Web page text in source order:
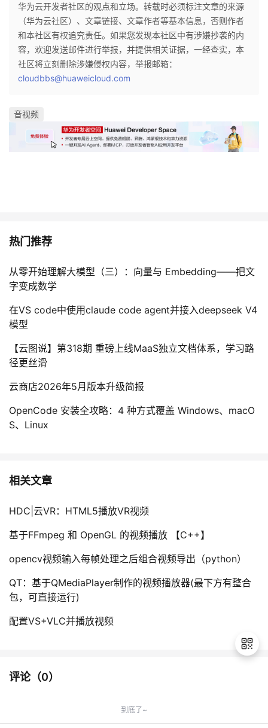
华为云开发者社区的观点和立场。转载时必须标注文章的来源
（华为云社区）、文章链接、文章作者等基本信息，否则作者
和本社区有权追究责任。如果您发现本社区中有涉嫌抄袭的内
容，欢迎发送邮件进行举报，并提供相关证据，一经查实，本
社区将立刻删除涉嫌侵权内容，举报邮箱：
cloudbbs@huaweicloud.com
音视频
热门推荐
从零开始理解大模型（三）：向量与 Embedding——把文
字变成数学
在VS code中使用claude code agent并接入deepseek V4
模型
【云图说】第318期 重磅上线MaaS独立文档体系，学习路
径更丝滑
云商店2026年5月版本升级简报
OpenCode 安装全攻略：4 种方式覆盖 Windows、macO
S、Linux
相关文章
HDC|云VR：HTML5播放VR视频
基于FFmpeg 和 OpenGL 的视频播放 【C++】
opencv视频输入每帧处理之后组合视频导出（python）
QT：基于QMediaPlayer制作的视频播放器(最下方有整合
包，可直接运行)
配置VS+VLC并播放视频
评论（0）
到底了~